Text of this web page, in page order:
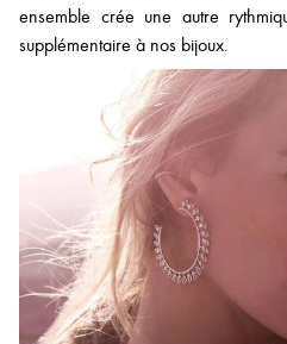
ensemble crée une autre
supplémentaire à nos bijoux.